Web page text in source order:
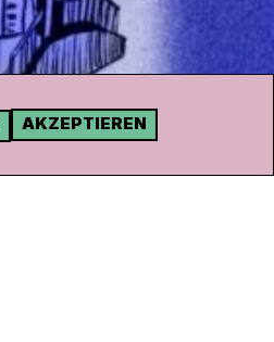
AKZEPTIEREN